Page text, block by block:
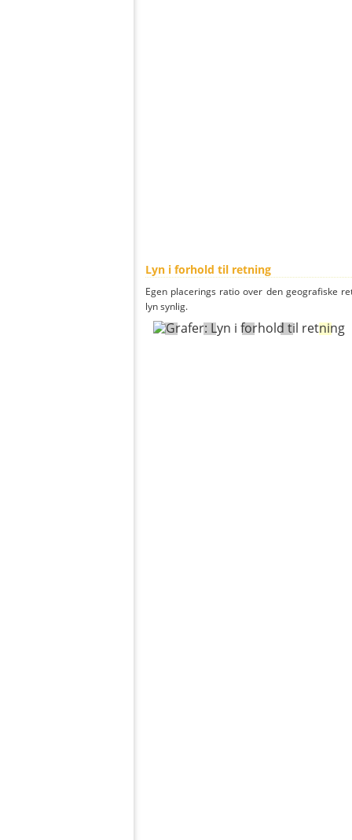
Lyn i forhold til retning
Egen placerings ratio over den geografiske
lyn synlig.